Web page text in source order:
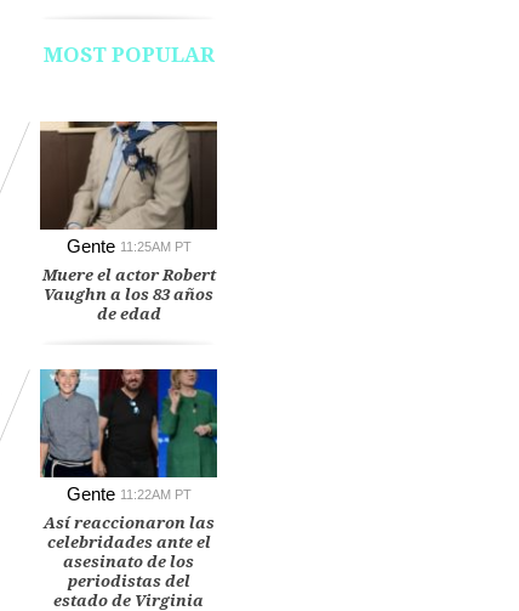
MOST POPULAR
Gente 11:25AM PT
Muere el actor Robert
Vaughn a los 83 años
de edad
Gente 11:22AM PT
Así reaccionaron las
celebridades ante el
asesinato de los
periodistas del
estado de Virginia